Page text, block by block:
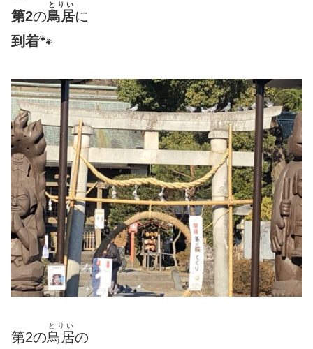
第2の鳥居
とりい
に
到着🐾
第2の鳥居
とりい
の